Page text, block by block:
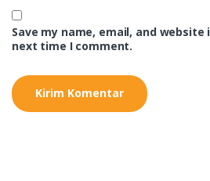
Save my name, email, and
next time I comment.